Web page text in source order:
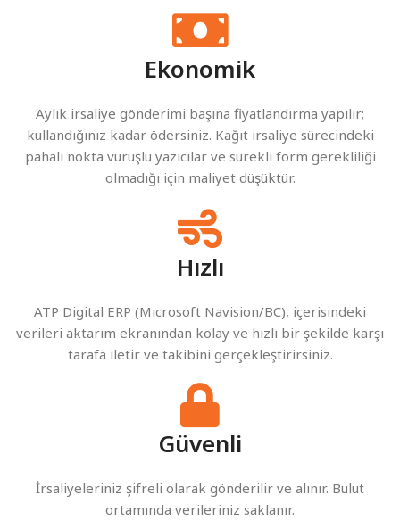
Ekonomik
Aylık irsaliye gönderimi başına fiyatlandırma yapılır;
kullandığınız kadar ödersiniz. Kağıt irsaliye sürecindeki
pahalı nokta vuruşlu yazıcılar ve sürekli form gerekliliği
olmadığı için maliyet düşüktür.
Hızlı
ATP Digital ERP (Microsoft Navision/BC), içerisindeki
verileri aktarım ekranından kolay ve hızlı bir şekilde karşı
tarafa iletir ve takibini gerçekleştirirsiniz.
Güvenli
İrsaliyeleriniz şifreli olarak gönderilir ve alınır. Bulut
ortamında verileriniz saklanır.